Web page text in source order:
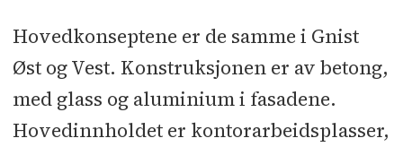
Hovedkonseptene er de samme i Gnist
Øst og Vest. Konstruksjonen er av betong,
med glass og aluminium i fasadene.
Hovedinnholdet er kontorarbeidsplasser,